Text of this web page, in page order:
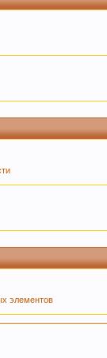
больше :)
ПРОШУ
гормон
пива,
элементов